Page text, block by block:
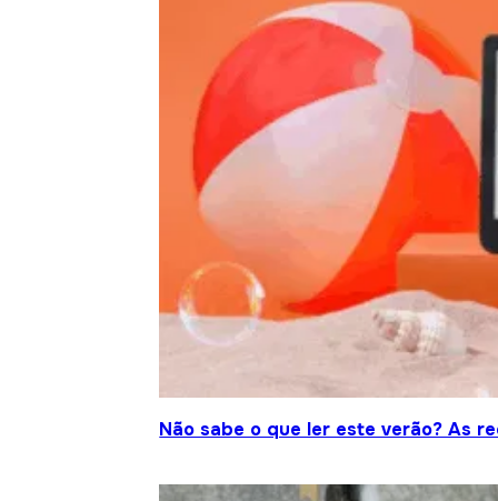
Não sabe o que ler este verão? As